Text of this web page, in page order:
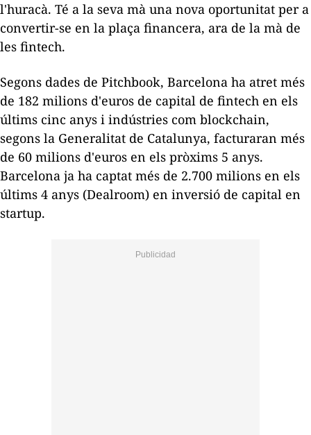
l'huracà. Té a la seva mà una nova oportunitat per a
convertir-se en la plaça financera, ara de la mà de
les fintech.
Segons dades de Pitchbook, Barcelona ha atret més
de 182 milions d'euros de capital de fintech en els
últims cinc anys i indústries com blockchain,
segons la Generalitat de Catalunya, facturaran més
de 60 milions d'euros en els pròxims 5 anys.
Barcelona ja ha captat més de 2.700 milions en els
últims 4 anys (Dealroom) en inversió de capital en
startup.